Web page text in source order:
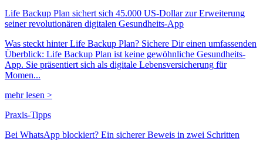
Life Backup Plan sichert sich 45.000 US-Dollar zur Erweiterung
seiner revolutionären digitalen Gesundheits-App
Was steckt hinter Life Backup Plan? Sichere Dir einen umfassenden
Überblick: Life Backup Plan ist keine gewöhnliche Gesundheits-
App. Sie präsentiert sich als digitale Lebensversicherung für
Momen...
mehr lesen >
Praxis-Tipps
Bei WhatsApp blockiert? Ein sicherer Beweis in zwei Schritten